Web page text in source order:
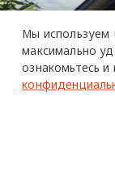
Мы используем
максимально
ознакомьтесь